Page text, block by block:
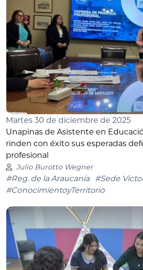
Martes 30 de diciembre de 2025
Unapinas de Asistente en
rinden con éxito sus esperadas
profesional
Julio Burotto Wegner
#Reg. de la Araucanía #Sede
#ConocimientoyTerritorio